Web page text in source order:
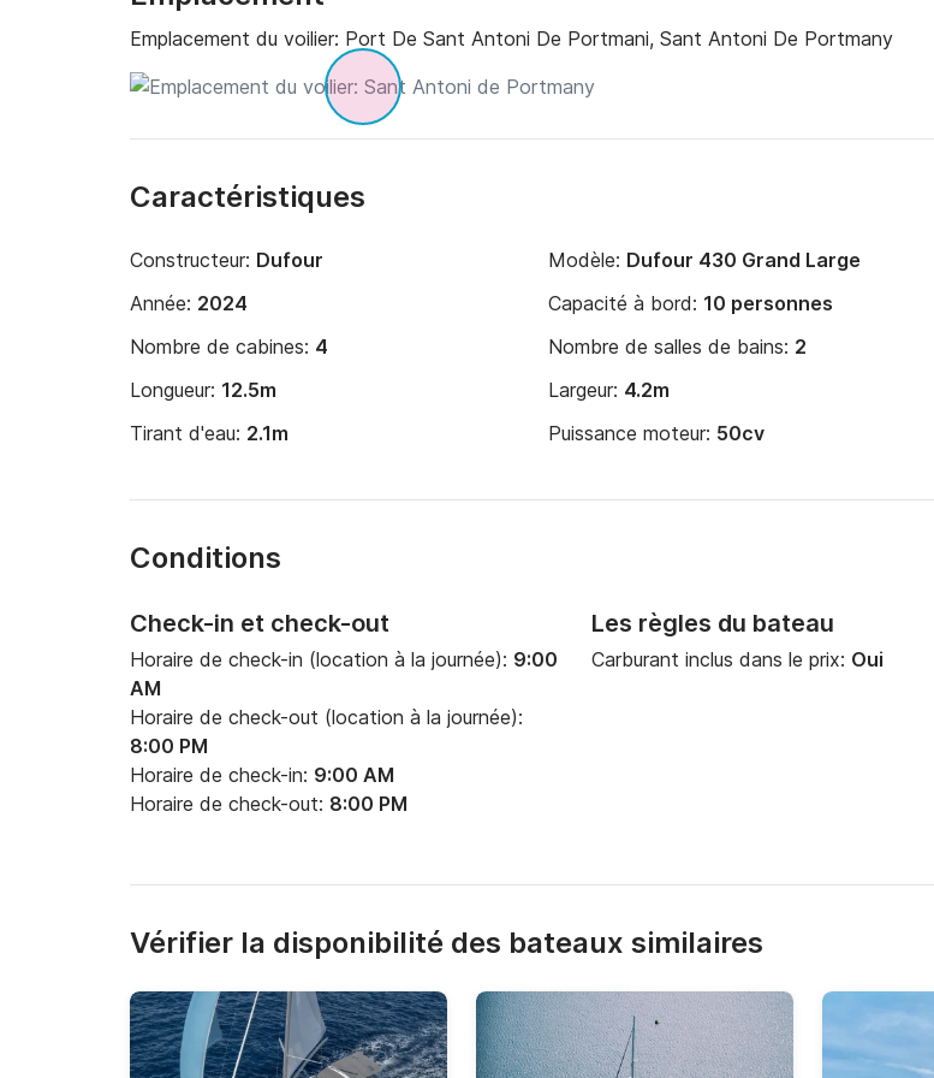
gens formidables et bien sûr les voyages. Nous sommes passionnés par une expérience que
nous pensons être vraiment la meilleure du secteur ; Navigation aux Baléares.
Emplacement du voilier: Port De Sant Antoni De Portmani, Sant Antoni De Portmany
Caractéristiques
Constructeur: Dufour Modèle: Dufour 430 Grand Large
Année: 2024 Capacité à bord: 10 personnes
Nombre de cabines: 4 Nombre de salles de bains: 2
Longueur: 12.5m Largeur: 4.2m
Tirant d'eau: 2.1m Puissance moteur: 50cv
Conditions
Check-in et check-out
Horaire de check-in (location à la journée): 9:00
AM
Horaire de check-out (location à la journée):
8:00 PM
Horaire de check-in: 9:00 AM
Horaire de check-out: 8:00 PM
Les règles du bateau
Carburant inclus dans le prix: Oui
Vérifier la disponibilité des bateaux similaires